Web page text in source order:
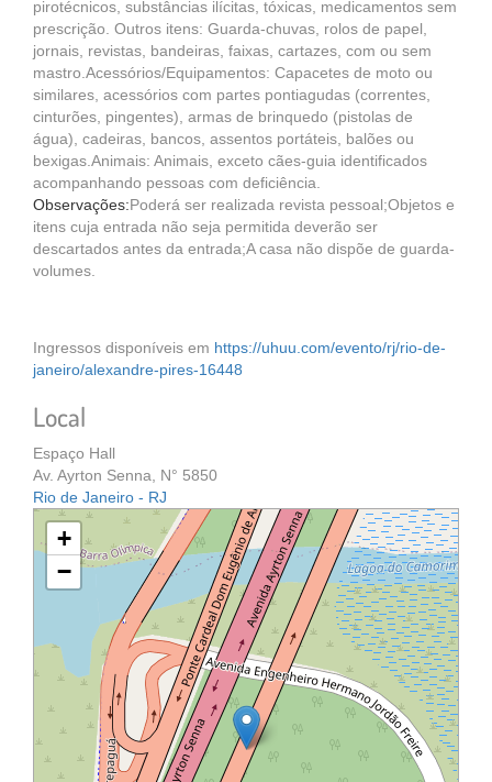
pirotécnicos, substâncias ilícitas, tóxicas, medicamentos sem
prescrição. Outros itens: Guarda-chuvas, rolos de papel,
jornais, revistas, bandeiras, faixas, cartazes, com ou sem
mastro.Acessórios/Equipamentos: Capacetes de moto ou
similares, acessórios com partes pontiagudas (correntes,
cinturões, pingentes), armas de brinquedo (pistolas de
água), cadeiras, bancos, assentos portáteis, balões ou
bexigas.Animais: Animais, exceto cães-guia identificados
acompanhando pessoas com deficiência.
Observações:Poderá ser realizada revista pessoal;Objetos e
itens cuja entrada não seja permitida deverão ser
descartados antes da entrada;A casa não dispõe de guarda-
volumes.
Ingressos disponíveis em https://uhuu.com/evento/rj/rio-de-
janeiro/alexandre-pires-16448
Local
Espaço Hall
Av. Ayrton Senna, N° 5850
Rio de Janeiro - RJ
+
−